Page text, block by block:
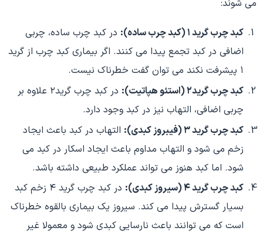
می شوند:
کبد چرب گرید ۱ (کبد چرب ساده):
در کبد چرب ساده، چربی
اضافی در کبد تجمع پیدا می کنند. اگر بیماری کبد چرب از گرید
۱ پیشرفت نکند می توان گفت خطرناک نیست.
کبد چرب گرید۲ (استئو هپاتیت):
در کبد چرب گرید۲ علاوه بر
چربی اضافی، التهاب نیز در کبد وجود دارد.
کبد چرب گرید ۳ (فیبروز کبدی):
التهاب در کبد باعث ایجاد
زخم می شود و التهاب مداوم باعث ایجاد اسکار در کبد می
شود. اما کبد هنوز می تواند عملکرد طبیعی داشته باشد.
کبد چرب گرید ۴ (سیروز کبدی):
در کبد چرب گرید ۴ زخم کبد
بسیار گسترش پیدا می کند. سیروز یک بیماری بالقوه خطرناک
است که می توانند باعث نارسایی کبدی شود و معمولا غیر